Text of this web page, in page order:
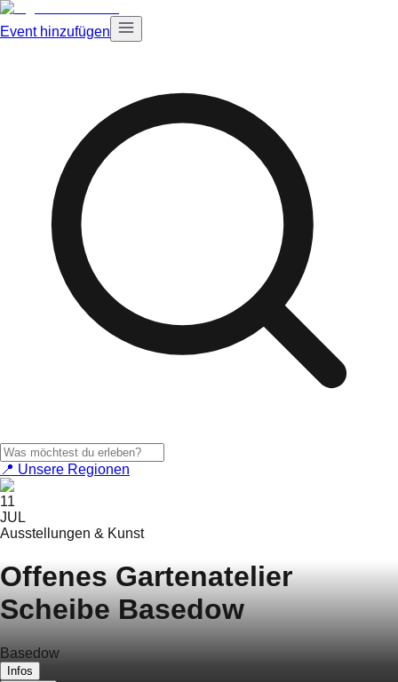
Event hinzufügen
📍 Unsere Regionen
11
JUL
Ausstellungen & Kunst
Offenes Gartenatelier
Scheibe Basedow
Basedow
Infos